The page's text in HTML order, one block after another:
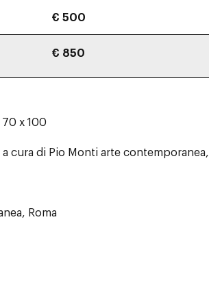
€ 500
€ 850
x 100
cura di Pio Monti arte contemporanea,
Roma